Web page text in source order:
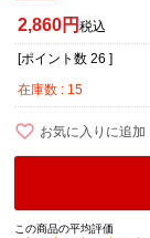
2,860 税込
[ポイント数 26 ]
在庫数
15
お気に入りに追加